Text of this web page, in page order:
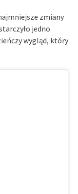
zmiany
jedno
wygląd, który